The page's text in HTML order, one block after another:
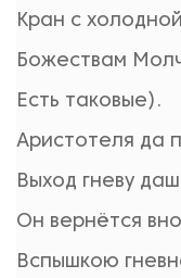
Кран с
Божествам
Есть таковые).
Аристотеля да
Выход гневу
Он вернётся
Вспышкою